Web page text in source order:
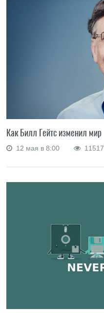
Как Билл Гейтс изменил мир
12 мая в 8:00 11517